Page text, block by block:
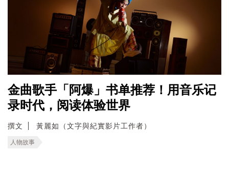
金曲歌手「阿爆」书单推荐！用音乐记
录时代，阅读体验世界
撰文 黃麗如（文字與紀實影片工作者）
人物故事